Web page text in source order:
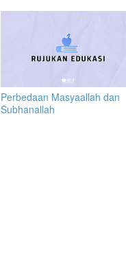
Perbedaan Masyaallah dan
Subhanallah